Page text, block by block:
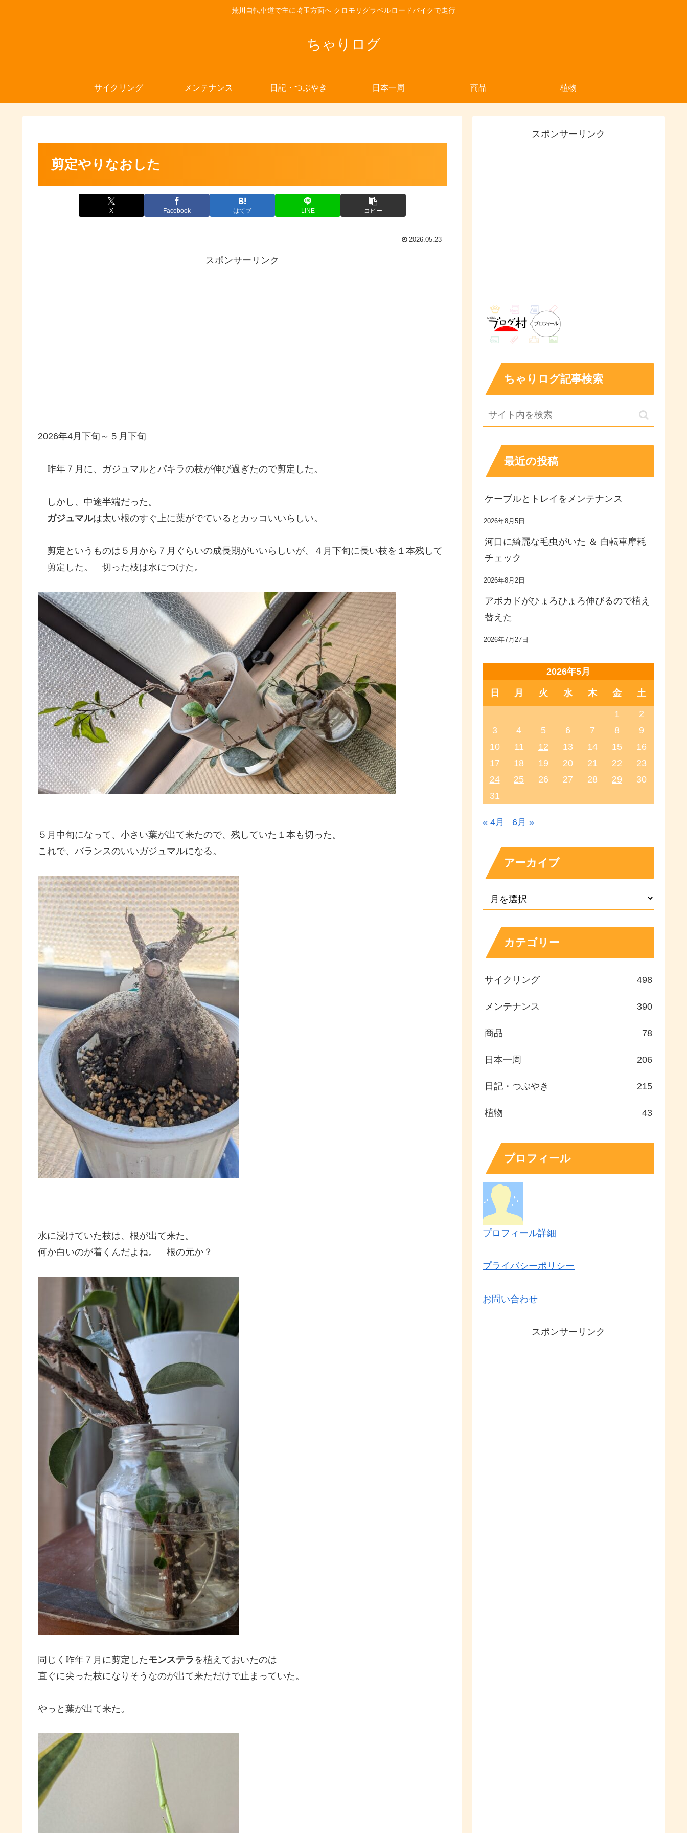
荒川自転車道で主に埼玉方面へ クロモリグラベルロードバイクで走行
ちゃりログ
サイクリング メンテナンス 日記・つぶやき 日本一周 商品 植物
剪定やりなおした
X Facebook はてブ LINE コピー
2026.05.23
スポンサーリンク
2026年4月下旬～５月下旬
昨年７月に、ガジュマルとパキラの枝が伸び過ぎたので剪定した。
しかし、中途半端だった。
ガジュマルは太い根のすぐ上に葉がでているとカッコいいらしい。
剪定というものは５月から７月ぐらいの成長期がいいらしいが、４月下旬に長い枝を１本残して
剪定した。 切った枝は水につけた。
５月中旬になって、小さい葉が出て来たので、残していた１本も切った。
これで、バランスのいいガジュマルになる。
水に浸けていた枝は、根が出て来た。
何か白いのが着くんだよね。 根の元か？
同じく昨年７月に剪定したモンステラ を植えておいたのは
直ぐに尖った枝になりそうなのが出て来ただけで止まっていた。
やっと葉が出て来た。
スポンサーリンク
ちゃりログ記事検索
最近の投稿
ケーブルとトレイをメンテナンス
2026年8月5日
河口に綺麗な毛虫がいた ＆ 自転車摩耗
チェック
2026年8月2日
アボカドがひょろひょろ伸びるので植え
替えた
2026年7月27日
2026年5月
日 月 火 水 木 金 土
1
2
3
4 5 6 7 8
9
10
11 12 13 14 15
16
17
18 19 20 21 22
23
24
25 26 27 28 29
30
31
« 4月 6月 »
アーカイブ
カテゴリー
サイクリング 498
メンテナンス 390
商品 78
日本一周 206
日記・つぶやき 215
植物 43
プロフィール
プロフィール詳細
プライバシーポリシー
お問い合わせ
スポンサーリンク